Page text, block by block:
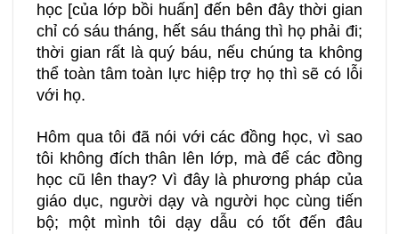
học [của lớp bồi huấn] đến bên đây thời gian
chỉ có sáu tháng, hết sáu tháng thì họ phải đi;
thời gian rất là quý báu, nếu chúng ta không
thể toàn tâm toàn lực hiệp trợ họ thì sẽ có lỗi
với họ.
Hôm qua tôi đã nói với các đồng học, vì sao
tôi không đích thân lên lớp, mà để các đồng
học cũ lên thay? Vì đây là phương pháp của
giáo dục, người dạy và người học cùng tiến
bộ; một mình tôi dạy dẫu có tốt đến đâu